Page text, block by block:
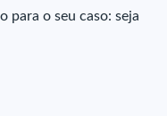
para o seu caso: seja